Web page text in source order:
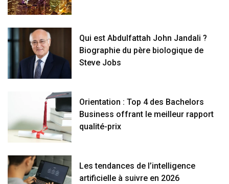
Qui est Abdulfattah John Jandali ?
Biographie du père biologique de
Steve Jobs
Orientation : Top 4 des Bachelors
Business offrant le meilleur rapport
qualité-prix
Les tendances de l’intelligence
artificielle à suivre en 2026